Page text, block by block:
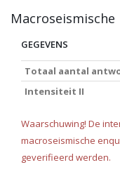
Macroseismische
GEGEVENS
Totaal aantal
Intensiteit II
Waarschuwing! De
macroseismische
geverifieerd werden.